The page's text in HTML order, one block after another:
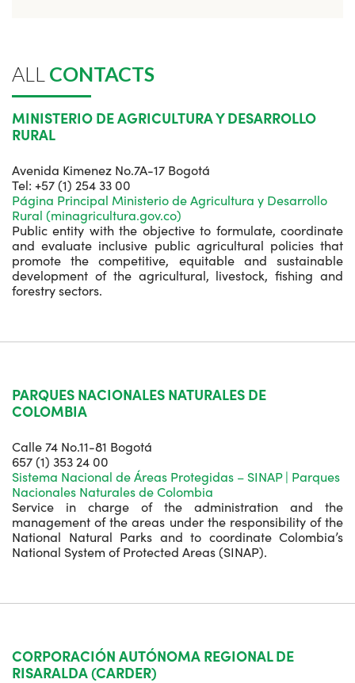
ALL CONTACTS
MINISTERIO DE AGRICULTURA Y DESARROLLO
RURAL
Avenida Kimenez No.7A-17 Bogotá
Tel: +57 (1) 254 33 00
Página Principal Ministerio de Agricultura y Desarrollo
Rural (minagricultura.gov.co)
Public entity with the objective to formulate, coordinate
and evaluate inclusive public agricultural policies that
promote the competitive, equitable and sustainable
development of the agricultural, livestock, fishing and
forestry sectors.
PARQUES NACIONALES NATURALES DE
COLOMBIA
Calle 74 No.11-81 Bogotá
657 (1) 353 24 00
Sistema Nacional de Áreas Protegidas – SINAP | Parques
Nacionales Naturales de Colombia
Service in charge of the administration and the
management of the areas under the responsibility of the
National Natural Parks and to coordinate Colombia’s
National System of Protected Areas (SINAP).
CORPORACIÓN AUTÓNOMA REGIONAL DE
RISARALDA (CARDER)